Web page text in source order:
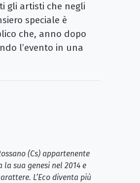
gli artisti che negli
speciale è
che, anno dopo
l’evento in una
(Cs) appartenente
sua genesi nel 2014 e
L’Eco diventa più